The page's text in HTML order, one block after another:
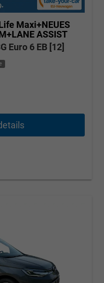
Maxi+NEUES
ASSIST
Euro 6 EB [12]